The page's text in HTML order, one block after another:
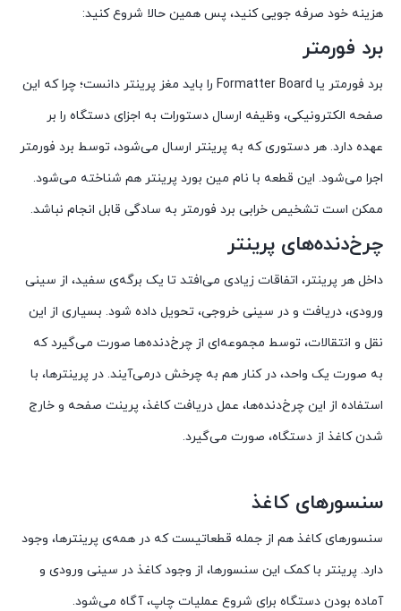
هزینه خود صرفه جویی کنید، پس همین حالا شروع کنید:
برد فورمتر
برد فورمتر یا Formatter Board را باید مغز پرینتر دانست؛ چرا که این
صفحه‌ الکترونیکی، وظیفه‌ ارسال دستورات به اجزای دستگاه را بر
عهده دارد. هر دستوری که به پرینتر ارسال می‌شود، توسط برد فورمتر
اجرا می‌شود. این قطعه با نام مین بورد پرینتر هم شناخته می‌شود.
ممکن است تشخیص خرابی برد فورمتر به سادگی قابل انجام نباشد.
چرخ‌دنده‌های پرینتر
داخل هر پرینتر، اتفاقات زیادی می‌افتد تا یک برگه‌ی سفید، از سینی
ورودی، دریافت و در سینی خروجی، تحویل داده شود. بسیاری از این
نقل و انتقالات، توسط مجموعه‌ای از چرخ‌دنده‌ها صورت می‌گیرد که
به صورت یک واحد، در کنار هم به چرخش درمی‌آیند. در پرینترها، با
استفاده از این چرخ‌دنده‌ها، عمل دریافت کاغذ، پرینت صفحه و خارج
شدن کاغذ از دستگاه، صورت می‌گیرد.
سنسورهای کاغذ
سنسورهای کاغذ هم از جمله قطعاتیست که در همه‌ی پرینترها، وجود
دارد. پرینتر با کمک این سنسورها، از وجود کاغذ در سینی ورودی و
آماده بودن دستگاه برای شروع عملیات چاپ، آگاه می‌شود.